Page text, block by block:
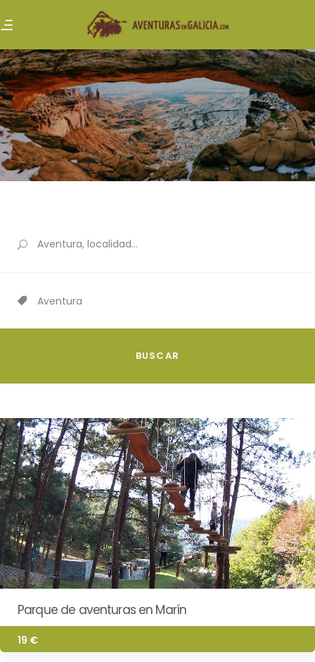
Aventura
Parque de aventuras en Marín
19 €